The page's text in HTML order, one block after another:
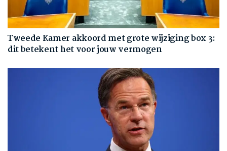
Tweede Kamer akkoord met grote wijziging box 3:
dit betekent het voor jouw vermogen